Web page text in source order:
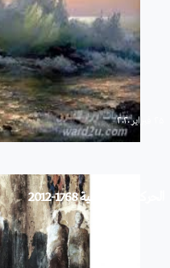
الحركات الاجتماعية 1768-2012